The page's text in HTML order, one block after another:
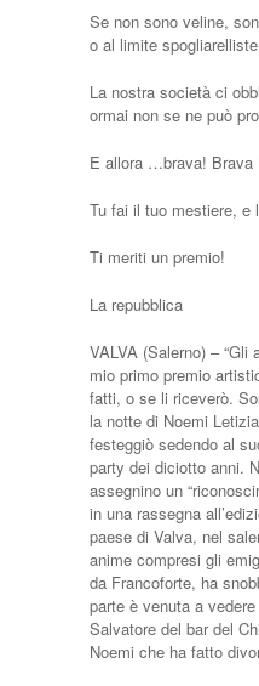
Se non sono veline,
o al limite
La nostra società ci
ormai non se ne può
E allora …brava! Brava
Tu fai il tuo mestiere, e
Ti meriti un premio!
La repubblica
VALVA (Salerno) – “Gli
mio primo premio
fatti, o se li riceverò.
la notte di Noemi
festeggiò sedendo al
party dei diciotto anni.
assegnino un
in una rassegna
paese di Valva, nel
anime compresi gli
da Francoforte, ha
parte è venuta a
Salvatore del bar del
Noemi che ha fatto